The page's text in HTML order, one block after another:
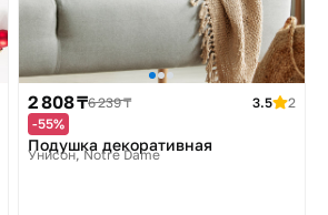
2 808 ₸6 239 ₸ 3.5
2
-55%
Подушка декоративная
Унисон, Notre Dame